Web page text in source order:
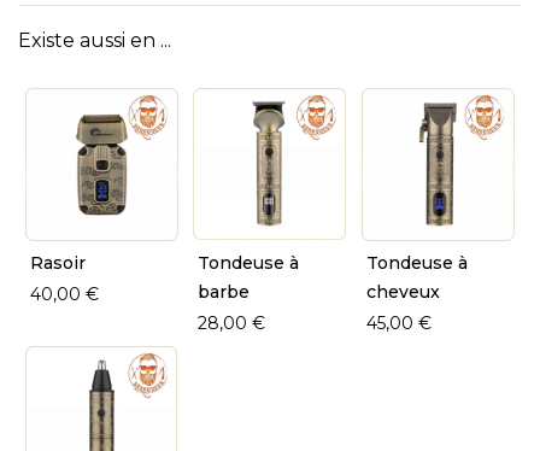
Existe aussi en ...
Rasoir
40,00 €
Tondeuse à
barbe
28,00 €
Tondeuse à
cheveux
45,00 €